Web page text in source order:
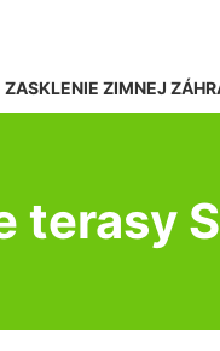
ZASKLENIE ZIMNEJ
terasy